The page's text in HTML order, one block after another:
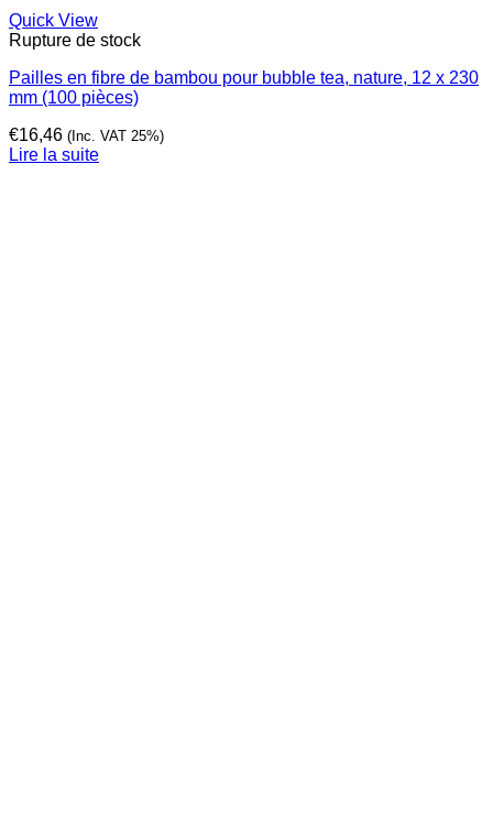
Quick View
Rupture de stock
Pailles en fibre de bambou pour bubble tea, nature, 12 x 230
mm (100 pièces)
€16,46 (Inc. VAT 25%)
Lire la suite